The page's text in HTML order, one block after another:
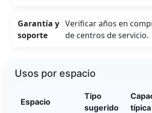
Garantía y
soporte
Verificar años en
de centros de servicio.
Usos por espacio
Espacio
Tipo
sugerido
típica